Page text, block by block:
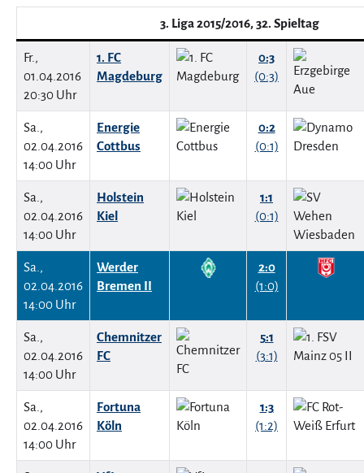
3. Liga 2015/2016, 32. Spieltag
Fr.,
01.04.2016
20:30 Uhr
1. FC
Magdeburg
0:3
(0:3)
Sa.,
02.04.2016
14:00 Uhr
Energie
Cottbus
0:2
(0:1)
Sa.,
02.04.2016
14:00 Uhr
Holstein
Kiel
1:1
(0:1)
Sa.,
02.04.2016
14:00 Uhr
Werder
Bremen II
2:0
(1:0)
Sa.,
02.04.2016
14:00 Uhr
Chemnitzer
FC
5:1
(3:1)
Sa.,
02.04.2016
14:00 Uhr
Fortuna
Köln
1:3
(1:2)